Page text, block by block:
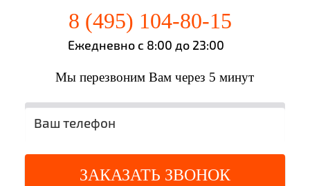
Алена Мишурко
г. Пенза
8 (495) 104-80-15
Ежедневно с 8:00 до 23:00
Мы перезвоним Вам через 5 минут
ЗАКАЗАТЬ ЗВОНОК